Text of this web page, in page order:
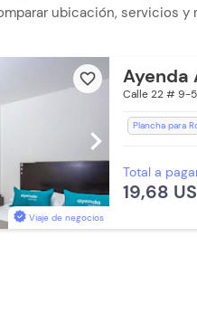
ubicación, servicios y
favorite_border
Viaje de negocios
chevron_right
Ayenda
Calle 22 # 9-
Plancha para
Aceptan Niños
Toallas
Total a
19,68